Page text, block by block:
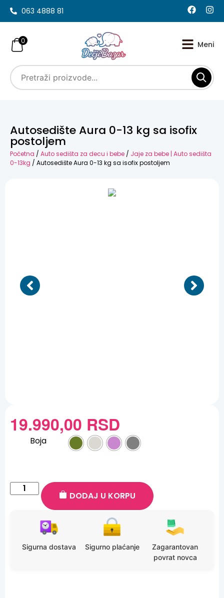
063 4888 81
0
Autosedište Aura 0-13 kg sa isofix
postoljem
Početna / Auto sedišta za decu i bebe / Jaje za bebe | Auto sedišta
0-13kg / Autosedište Aura 0-13 kg sa isofix postoljem
19.990,00 RSD
Boja
DODAJ U KORPU
Sigurna dostava Sigurno plaćanje
Zagarantovan
povrat novca